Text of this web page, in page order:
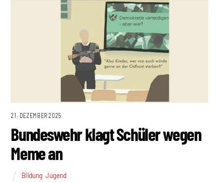
21. DEZEMBER 2025
Bundeswehr klagt Schüler wegen
Meme an
Bildung ,Jugend